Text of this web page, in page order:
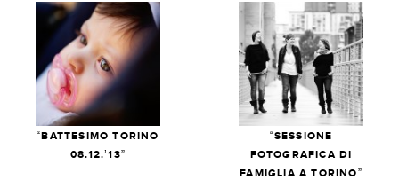
“BATTESIMO TORINO
08.12.’13”
“SESSIONE
FOTOGRAFICA DI
FAMIGLIA A TORINO”